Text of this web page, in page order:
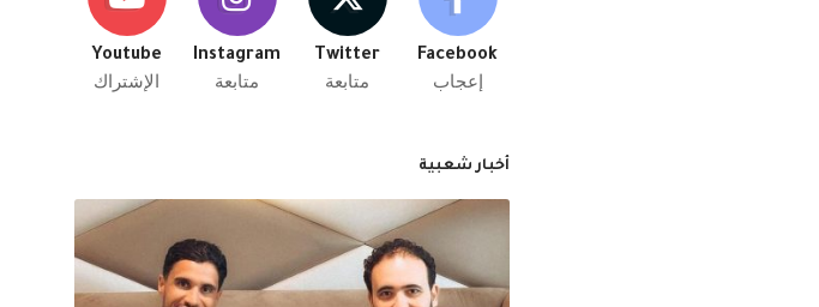
Facebook
إعجاب
Twitter
متابعة
Instagram
متابعة
Youtube
الإشتراك
أخبار شعبية